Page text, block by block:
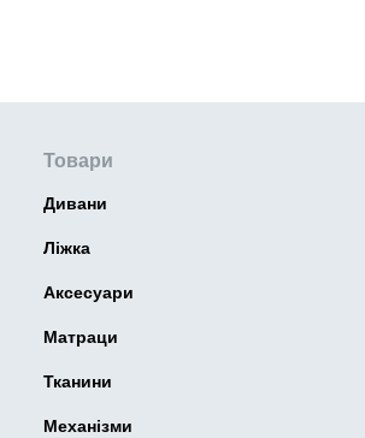
Товари
Дивани
Ліжка
Аксесуари
Матраци
Тканини
Механізми